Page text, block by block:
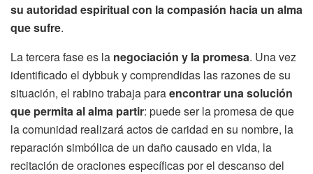
su autoridad espiritual con la compasión hacia un alma
que sufre.
La tercera fase es la negociación y la promesa. Una vez
identificado el dybbuk y comprendidas las razones de su
situación, el rabino trabaja paraencontrar una solución
que permita al alma partir: puede ser la promesa de que
la comunidad realizará actos de caridad en su nombre, la
reparación simbólica de un daño causado en vida, la
recitación de oraciones específicas por el descanso del